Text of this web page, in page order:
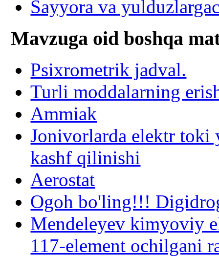
Sayyora va
Mavzuga oid boshqa
Psixrometrik jadval.
Turli moddalarning
Ammiak
Jonivorlarda elektr
kashf qilinishi
Aerostat
Ogoh bo'ling!!!
Mendeleyev kimyoviy
117-element ochilgani